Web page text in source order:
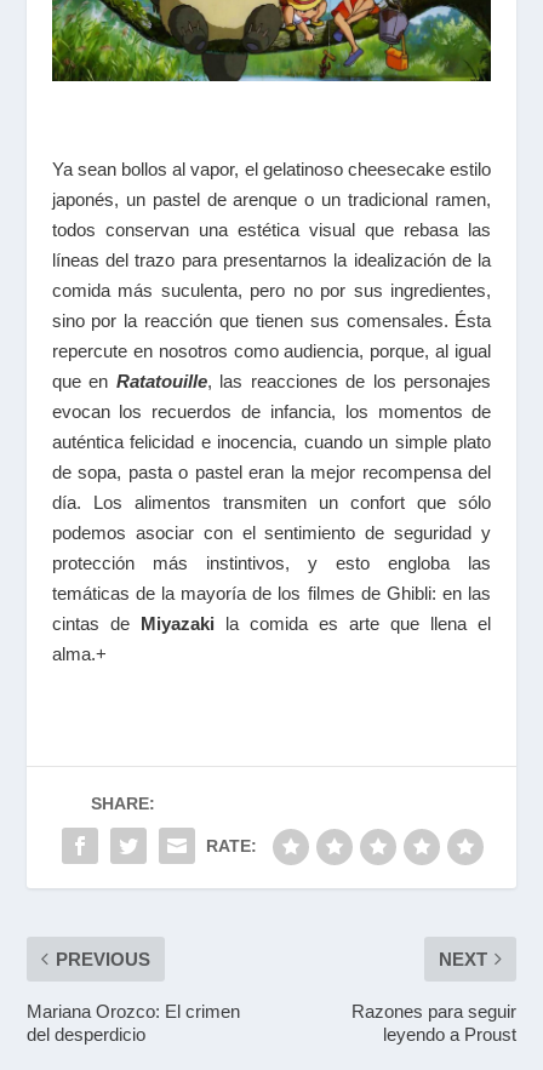
Ya sean bollos al vapor, el gelatinosocheesecake estilo
japonés, un pastel de arenque o un tradicional ramen,
todos conservan una estética visual que rebasa las
líneas del trazo para presentarnos la idealización de la
comida más suculenta, pero no por sus ingredientes,
sino por la reacción que tienen sus comensales. Ésta
repercute en nosotros como audiencia, porque, al igual
que en Ratatouille, las reacciones de los personajes
evocan los recuerdos de infancia, los momentos de
auténtica felicidad e inocencia, cuando un simple plato
de sopa, pasta o pastel eran la mejor recompensa del
día. Los alimentos transmiten un confort que sólo
podemos asociar con el sentimiento de seguridad y
protección más instintivos, y esto engloba las
temáticas de la mayoría de los filmes de Ghibli: en las
cintas de Miyazaki la comida es arte que llena el
alma.+
SHARE:
RATE:
PREVIOUS
Mariana Orozco: El crimen
del desperdicio
NEXT
Razones para seguir
leyendo a Proust